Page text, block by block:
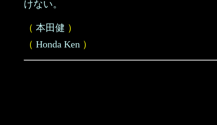
けない。
（ 本田健 ）
（ Honda Ken ）